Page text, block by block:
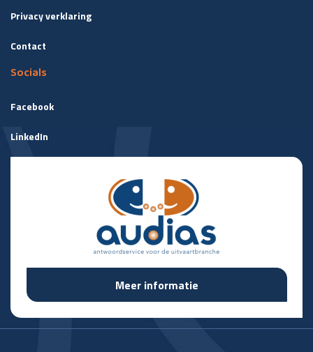
Privacy verklaring
Contact
Socials
Facebook
LinkedIn
Meer informatie